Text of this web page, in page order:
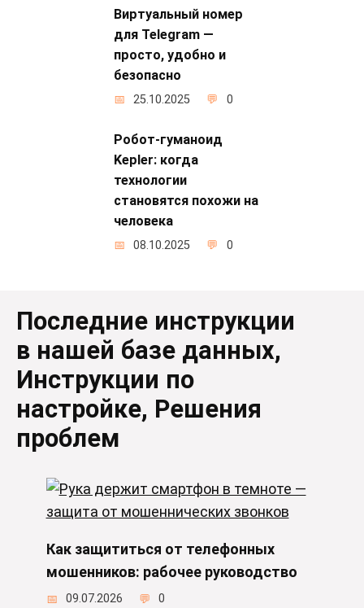
Виртуальный номер
для Telegram —
просто, удобно и
безопасно
25.10.2025 0
Робот-гуманоид
Kepler: когда
технологии
становятся похожи на
человека
08.10.2025 0
Последние инструкции
в нашей базе данных,
Инструкции по
настройке, Решения
проблем
Как защититься от телефонных
мошенников: рабочее руководство
09.07.2026 0